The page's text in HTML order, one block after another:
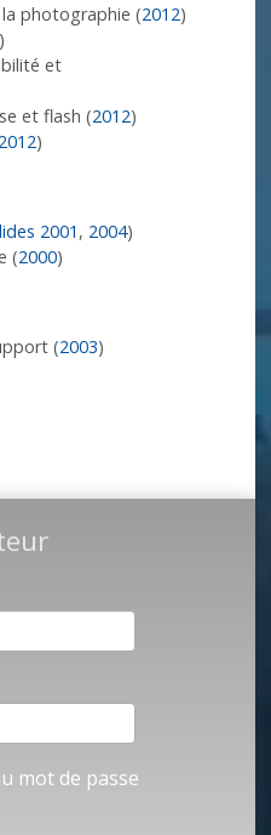
photographie (2012)
)
et
et flash (2012)
2012)
2001 , 2004)
(2000)
(2003)
mot de passe